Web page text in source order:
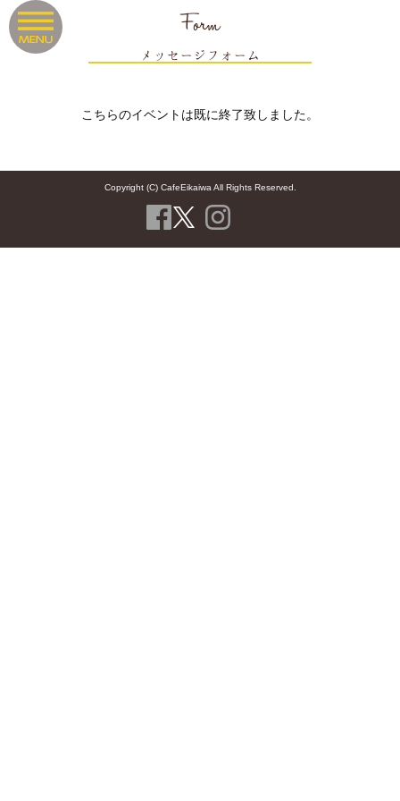
Form
メッセージフォーム
こちらのイベントは既に終了致しました。
Copyright (C) CafeEikaiwa All Rights Reserved.